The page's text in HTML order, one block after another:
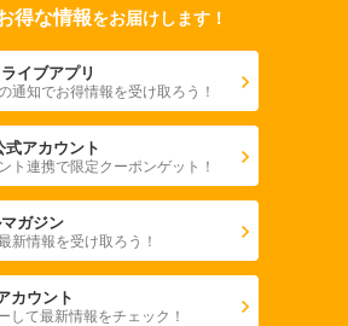
得な情報をお届けします！
イブアプリ
通知でお得情報を受け取ろう！
式アカウント
ト連携で限定クーポンゲット！
ガジン
新情報を受け取ろう！
カウント
して最新情報をチェック！